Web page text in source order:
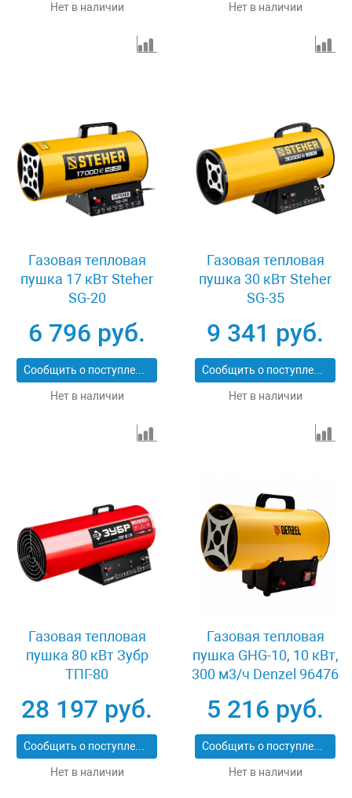
Нет в наличии Нет в наличии
Газовая тепловая
пушка 17 кВт Steher
SG-20
6 796 руб.
Сообщить о поступлении
Нет в наличии
Газовая тепловая
пушка 30 кВт Steher
SG-35
9 341 руб.
Сообщить о поступлении
Нет в наличии
Газовая тепловая
пушка 80 кВт Зубр
ТПГ-80
28 197 руб.
Сообщить о поступлении
Нет в наличии
Газовая тепловая
пушка GHG-10, 10 кВт,
300 м3/ч Denzel 96476
5 216 руб.
Сообщить о поступлении
Нет в наличии